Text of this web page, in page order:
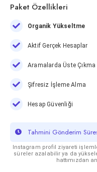
Paket Özellikleri
Organik Yükseltme
Aktif Gerçek Hesaplar
Aramalarda Üste Çıkma
Şifresiz İşleme Alma
Hesap Güvenliği
Tahmini Gönderim
Instagram profil ziyareti
süreler azalabilir ya da
hattımızdan